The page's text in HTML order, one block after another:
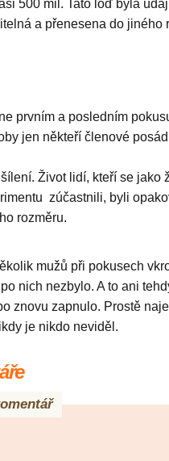
500 mil. Tato loď byla
a přenesena do jiného
prvním a posledním
jen někteří členové
Život lidí, kteří se jako
zúčastnili, byli
rozměru.
mužů při pokusech
nich nezbylo. A to ani
znovu zapnulo. Prostě
je nikdo neviděl.